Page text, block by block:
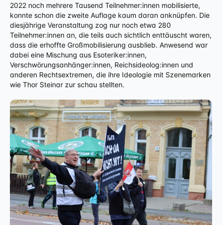
2022 noch mehrere Tausend Teilnehmer:innen mobilisierte,
konnte schon die zweite Auflage kaum daran anknüpfen. Die
diesjährige Veranstaltung zog nur noch etwa 280
Teilnehmer:innen an, die teils auch sichtlich enttäuscht waren,
dass die erhoffte Großmobilisierung ausblieb. Anwesend war
dabei eine Mischung aus Esoteriker:innen,
Verschwörungsanhänger:innen, Reichsideolog:innen und
anderen Rechtsextremen, die ihre Ideologie mit Szenemarken
wie Thor Steinar zur schau stellten.